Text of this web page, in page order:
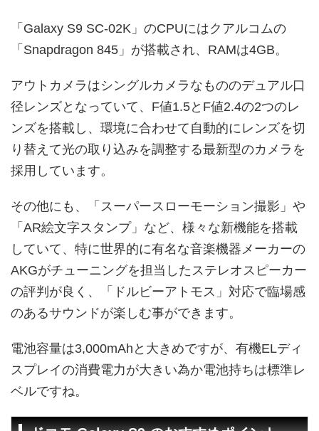
「Galaxy S9 SC-02K」のCPUにはクアルコムの
「Snapdragon 845」が搭載され、RAMは4GB。
アウトカメラはシングルカメラなもののデュアル口
径レンズとなっていて、F値1.5とF値2.4の2つのレ
ンズを搭載し、環境に合わせて自動的にレンズを切
り替えて光の取り込みを調整する最新型のカメラを
採用しています。
その他にも、「スーパースローモーション撮影」や
「AR絵文字スタンプ」など、様々な新機能を搭載
していて、特に世界的に有名な音楽機器メーカーの
AKGがチューニングを担当したステレオスピーカー
の評判が良く、「ドルビーアトモス」対応で臨場感
のあるサウンドが楽しむ事ができます。
電池容量は3,000mAhと大きめですが、有機ELディ
スプレイの消費電力が大きい為か電池持ちは標準レ
ベルですね。